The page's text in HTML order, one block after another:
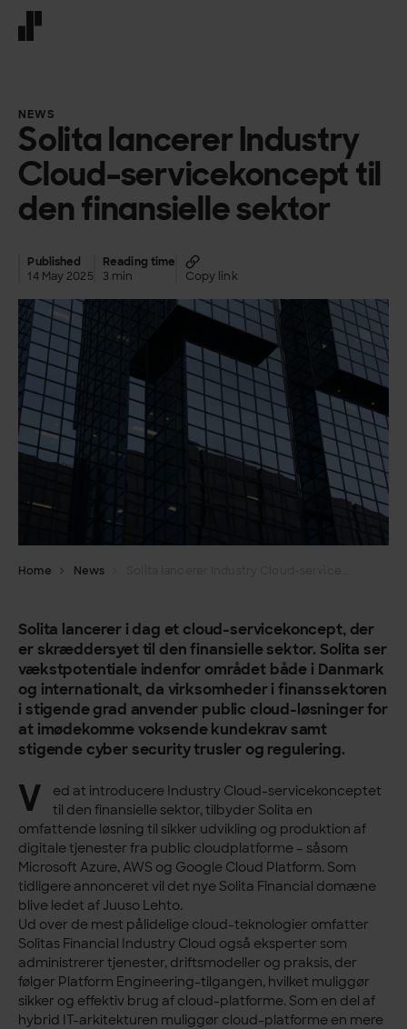
NEWS
Solita lancerer Industry
Cloud-servicekoncept til
den finansielle sektor
Published
14 May 2025
Reading time
3 min
Copy link
Home News
Solita lancerer i dag et cloud-servicekoncept, der
er skræddersyet til den finansielle sektor. Solita ser
vækstpotentiale indenfor området både i Danmark
og internationalt, da virksomheder i finanssektoren
i stigende grad anvender public cloud-løsninger for
at imødekomme voksende kundekrav samt
stigende cyber security trusler og regulering.
V
ed at introducere Industry Cloud-servicekonceptet
til den finansielle sektor, tilbyder Solita en
omfattende løsning til sikker udvikling og produktion af
digitale tjenester fra public cloudplatforme – såsom
Microsoft Azure, AWS og Google Cloud Platform. Som
tidligere annonceret vil det nye Solita Financial domæne
blive ledet af Juuso Lehto.
Ud over de mest pålidelige cloud-teknologier omfatter
Solitas Financial Industry Cloud også eksperter som
administrerer tjenester, driftsmodeller og praksis, der
følger Platform Engineering-tilgangen, hvilket muliggør
sikker og effektiv brug af cloud-platforme. Som en del af
hybrid IT-arkitekturen muliggør cloud-platforme en mere